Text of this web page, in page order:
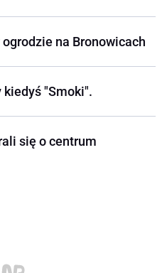
na Bronowicach
kiedyś "Smoki".
się o centrum